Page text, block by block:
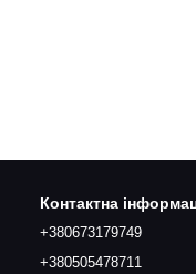
Контактна
+380673179749
+380505478711